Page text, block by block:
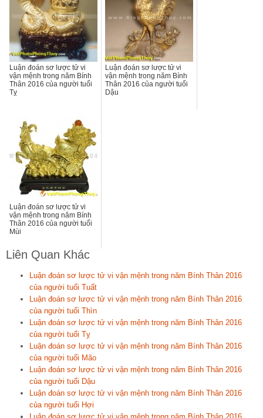
Luận đoán sơ lược tử vi
vận mệnh trong năm Bính
Thân 2016 của người tuổi
Tỵ
Luận đoán sơ lược tử vi
vận mệnh trong năm Bính
Thân 2016 của người tuổi
Dậu
Luận đoán sơ lược tử vi
vận mệnh trong năm Bính
Thân 2016 của người tuổi
Mùi
Liên Quan Khác
Luận đoán sơ lược tử vi vận mệnh trong năm Bính Thân 2016
của người tuổi Tuất
Luận đoán sơ lược tử vi vận mệnh trong năm Bính Thân 2016
của người tuổi Thìn
Luận đoán sơ lược tử vi vận mệnh trong năm Bính Thân 2016
của người tuổi Tỵ
Luận đoán sơ lược tử vi vận mệnh trong năm Bính Thân 2016
của người tuổi Mão
Luận đoán sơ lược tử vi vận mệnh trong năm Bính Thân 2016
của người tuổi Dậu
Luận đoán sơ lược tử vi vận mệnh trong năm Bính Thân 2016
của người tuổi Hợi